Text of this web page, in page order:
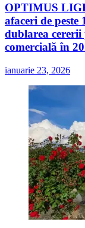
OPTIMUS
afaceri de peste
dublarea
comercială în
ianuarie 23, 2026